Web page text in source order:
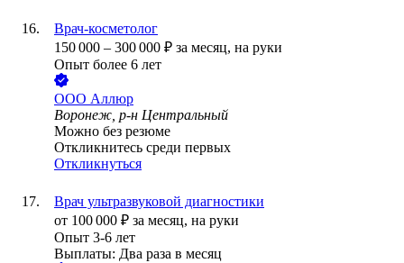
Врач-косметолог
150 000 – 300 000 ₽ за месяц, на руки
Опыт более 6 лет
ООО Аллюр
Воронеж, р-н Центральный
Можно без резюме
Откликнитесь среди первых
Откликнуться
Врач ультразвуковой диагностики
от 100 000 ₽ за месяц, на руки
Опыт 3-6 лет
Выплаты: Два раза в месяц